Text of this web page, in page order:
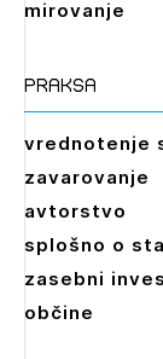
mirovanje
praksa
vrednotenje
zavarovanje
avtorstvo
splošno o
zasebni
občine